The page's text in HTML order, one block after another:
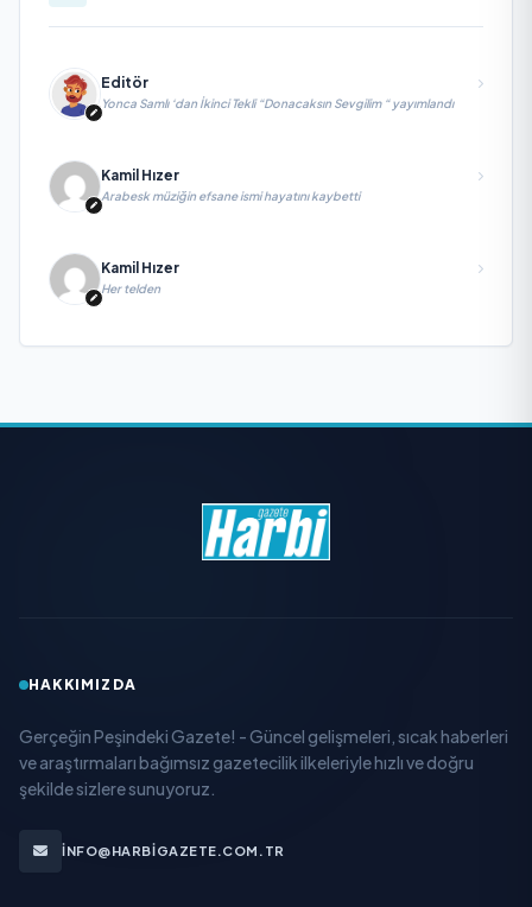
Editör
Yonca Samlı ‘dan İkinci Tekli “Donacaksın Sevgilim “ yayımlandı
Kamil Hızer
Arabesk müziğin efsane ismi hayatını kaybetti
Kamil Hızer
Her telden
HAKKIMIZDA
Gerçeğin Peşindeki Gazete! - Güncel gelişmeleri, sıcak haberleri
ve araştırmaları bağımsız gazetecilik ilkeleriyle hızlı ve doğru
şekilde sizlere sunuyoruz.
INFO@HARBIGAZETE.COM.TR